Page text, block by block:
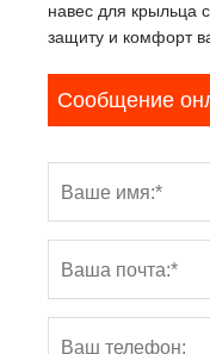
навес для крыльца
защиту и комфорт
Сообщение